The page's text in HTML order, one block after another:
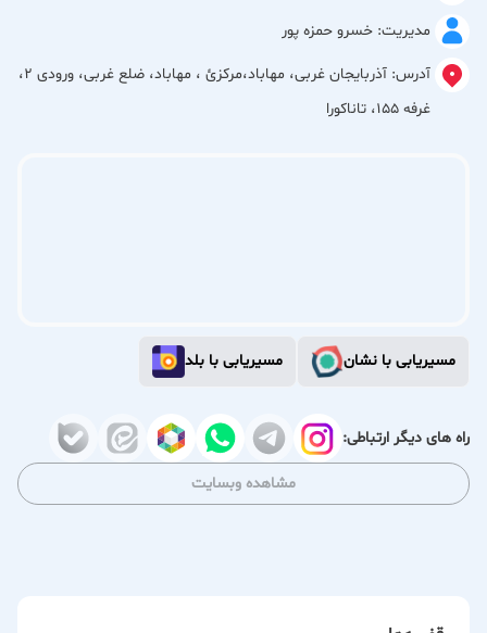
دریافت می‌کنید، در حالی که کیفیت فنی آن‌ها (که برای اسکی و
کوهنوردی حیاتی است) دست‌نخورده باقی مانده است.
مدیریت: خسرو حمزه پور
آدرس:
آذربایجان غربی، مهاباد،مركزئ ، مهاباد، ضلع غربی، ورودی 2،
غرفه 155، تاناکورا
مسیریابی با نشان مسیریابی با بلد
راه های دیگر ارتباطی:
مشاهده وبسایت